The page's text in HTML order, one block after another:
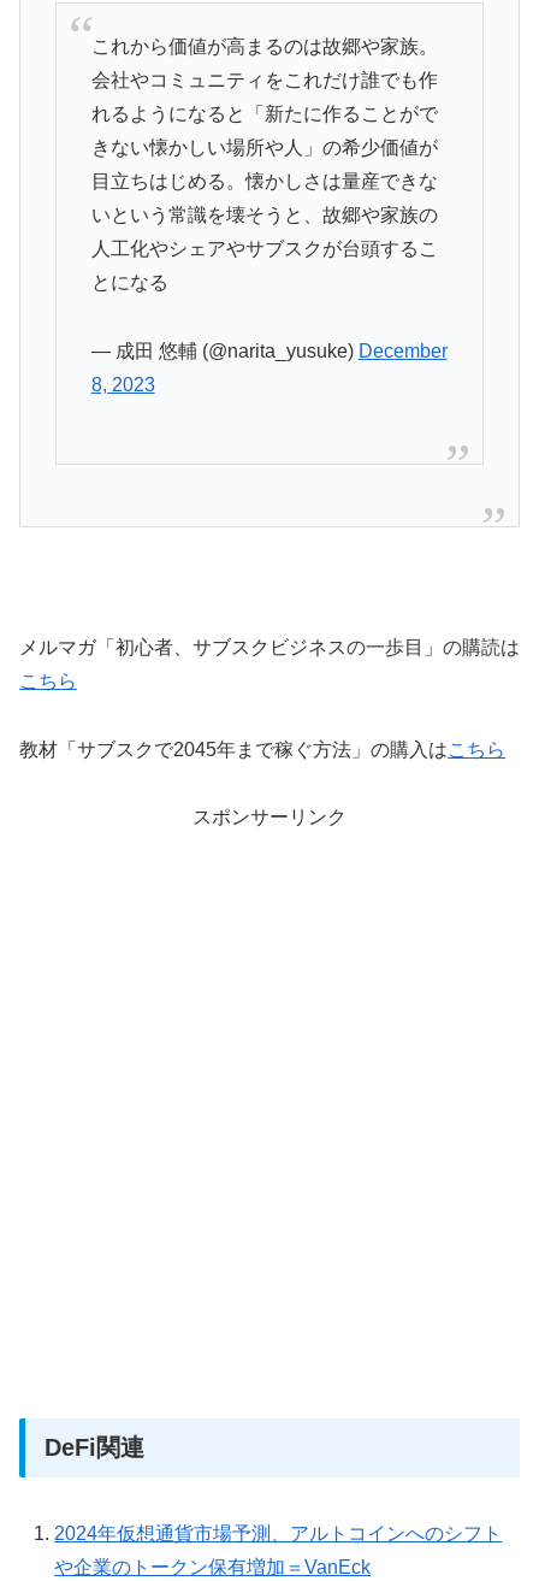
これから価値が高まるのは故郷や家族。
会社やコミュニティをこれだけ誰でも作
れるようになると「新たに作ることがで
きない懐かしい場所や人」の希少価値が
目立ちはじめる。懐かしさは量産できな
いという常識を壊そうと、故郷や家族の
人工化やシェアやサブスクが台頭するこ
とになる
— 成田 悠輔 (@narita_yusuke) December
8, 2023
メルマガ「初心者、サブスクビジネスの一歩目」の購読は
こちら
教材「サブスクで2045年まで稼ぐ方法」の購入はこちら
スポンサーリンク
DeFi関連
2024年仮想通貨市場予測、アルトコインへのシフト
や企業のトークン保有増加＝VanEck